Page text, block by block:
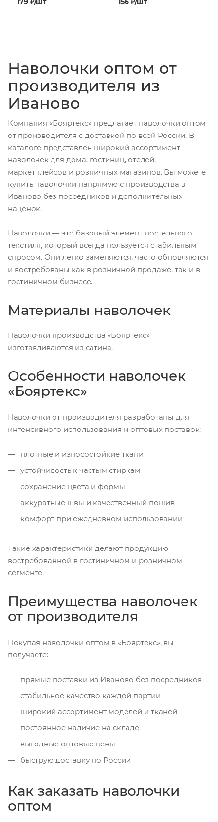
179 ₽/шт 156₽/шт
Наволочки оптом от
производителя из
Иваново
Компания «Бояртекс» предлагает наволочки оптом
от производителя с доставкой по всей России. В
каталоге представлен широкий ассортимент
наволочек для дома, гостиниц, отелей,
маркетплейсов и розничных магазинов. Вы можете
купить наволочки напрямую с производства в
Иваново без посредников и дополнительных
наценок.
Наволочки — это базовый элемент постельного
текстиля, который всегда пользуется стабильным
спросом. Они легко заменяются, часто обновляются
и востребованы как в розничной продаже, так и в
гостиничном бизнесе.
Материалы наволочек
Наволочки производства «Бояртекс»
изготавливаются из сатина.
Особенности наволочек
«Бояртекс»
Наволочки от производителя разработаны для
интенсивного использования и оптовых поставок:
плотные и износостойкие ткани
устойчивость к частым стиркам
сохранение цвета и формы
аккуратные швы и качественный пошив
комфорт при ежедневном использовании
Такие характеристики делают продукцию
востребованной в гостиничном и розничном
сегменте.
Преимущества наволочек
от производителя
Покупая наволочки оптом в «Бояртекс», вы
получаете:
прямые поставки из Иваново без посредников
стабильное качество каждой партии
широкий ассортимент моделей и тканей
постоянное наличие на складе
выгодные оптовые цены
быструю доставку по России
Как заказать наволочки
оптом